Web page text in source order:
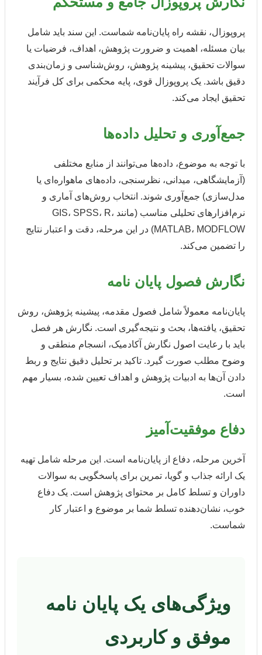
پروپوزال، نقشه راه پایان‌نامه شماست. این سند باید شامل
بیان مسئله، اهمیت و ضرورت پژوهش، اهداف، فرضیات یا
سوالات تحقیق، پیشینه پژوهش، روش‌شناسی و زمان‌بندی
دقیق باشد. یک پروپوزال قوی، پایه محکمی برای کل فرآیند
تحقیق ایجاد می‌کند.
جمع‌آوری و تحلیل داده‌ها
با توجه به موضوع، داده‌ها می‌توانند از منابع مختلفی
(آزمایشگاهی، میدانی، نظرسنجی، داده‌های ماهواره‌ای یا
مدل‌سازی) جمع‌آوری شوند. انتخاب روش‌های آماری و
نرم‌افزارهای تحلیلی مناسب (مانند GIS، SPSS، R،
MATLAB، MODFLOW) در این مرحله، دقت و اعتبار نتایج
را تضمین می‌کند.
نگارش فصول پایان نامه
پایان‌نامه معمولاً شامل فصول مقدمه، پیشینه پژوهش، روش
تحقیق، یافته‌ها، بحث و نتیجه‌گیری است. نگارش هر فصل
باید با رعایت اصول نگارش آکادمیک، انسجام منطقی و
وضوح مطلب صورت گیرد. تاکید بر تحلیل دقیق نتایج و ربط
دادن آن‌ها به ادبیات پژوهش و اهداف تعیین شده، بسیار مهم
است.
دفاع موفقیت‌آمیز
آخرین مرحله، دفاع از پایان‌نامه است. این مرحله شامل تهیه
یک ارائه جذاب و گویا، تمرین برای پاسخگویی به سوالات
داوران و تسلط کامل بر محتوای پژوهش است. یک دفاع
خوب، نشان‌دهنده تسلط شما بر موضوع و اعتبار کار
شماست.
ویژگی‌های یک پایان نامه
موفق و کاربردی